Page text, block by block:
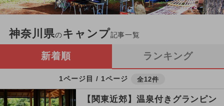
神奈川県のキャンプ記事一覧
新着順 ランキング
1ページ目 / 1ページ 全12件
【関東近郊】温泉付きグランピン